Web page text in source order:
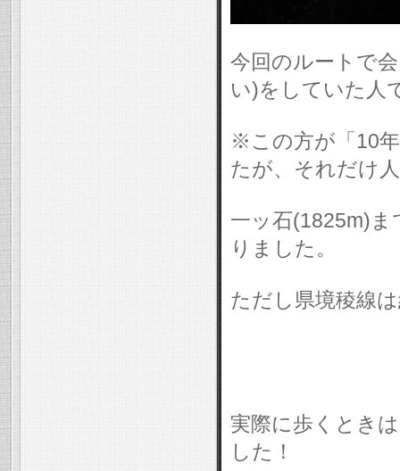
今回のルートで
い)をしていた人
※この方が「10
たが、それだけ
一ッ石(1825m)
りました。
ただし県境稜線
実際に歩くとき
した！